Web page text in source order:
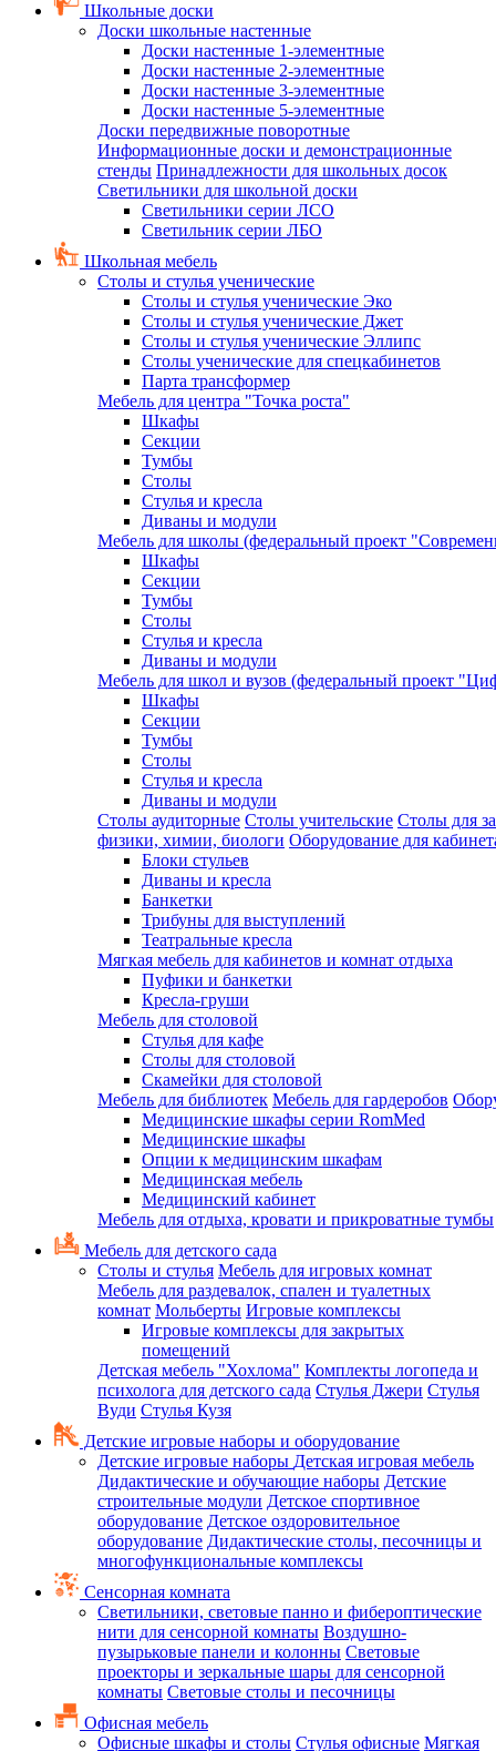
Школьные доски
Доски школьные настенные
Доски настенные 1-элементные
Доски настенные 2-элементные
Доски настенные 3-элементные
Доски настенные 5-элементные
Доски передвижные поворотные
Информационные доски и демонстрационные
стенды Принадлежности для школьных досок
Светильники для школьной доски
Светильники серии ЛСО
Светильник серии ЛБО
Школьная мебель
Столы и стулья ученические
Столы и стулья ученические Эко
Столы и стулья ученические Джет
Столы и стулья ученические Эллипс
Столы ученические для спецкабинетов
Парта трансформер
Мебель для центра "Точка роста"
Шкафы
Секции
Тумбы
Столы
Стулья и кресла
Диваны и модули
Мебель для школы (федеральный проект
Шкафы
Секции
Тумбы
Столы
Стулья и кресла
Диваны и модули
Мебель для школ и вузов (федеральный проект
Шкафы
Секции
Тумбы
Столы
Стулья и кресла
Диваны и модули
Столы аудиторные Столы учительские Столы для
физики, химии, биологи Оборудование для
Блоки стульев
Диваны и кресла
Банкетки
Трибуны для выступлений
Театральные кресла
Мягкая мебель для кабинетов и комнат отдыха
Пуфики и банкетки
Кресла-груши
Мебель для столовой
Cтулья для кафе
Cтолы для столовой
Скамейки для столовой
Мебель для библиотек Мебель для гардеробов
Медицинские шкафы серии RomMed
Медицинские шкафы
Опции к медицинским шкафам
Медицинская мебель
Медицинский кабинет
Мебель для отдыха, кровати и прикроватные тумбы
Мебель для детского сада
Столы и стулья Мебель для игровых комнат
Мебель для раздевалок, спален и туалетных
комнат Мольберты Игровые комплексы
Игровые комплексы для закрытых
помещений
Детская мебель "Хохлома" Комплекты логопеда и
психолога для детского сада Стулья Джери Стулья
Вуди Стулья Кузя
Детские игровые наборы и оборудование
Детские игровые наборы Детская игровая мебель
Дидактические и обучающие наборы Детские
строительные модули Детское спортивное
оборудование Детское оздоровительное
оборудование Дидактические столы, песочницы и
многофункциональные комплексы
Сенсорная комната
Светильники, световые панно и фибероптические
нити для сенсорной комнаты Воздушно-
пузырьковые панели и колонны Световые
проекторы и зеркальные шары для сенсорной
комнаты Световые столы и песочницы
Офисная мебель
Офисные шкафы и столы Стулья офисные Мягкая